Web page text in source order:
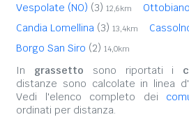
Vespolate (NO) (3) 12,6km Ottobiano
Candia Lomellina (3) 13,4km
Borgo San Siro (2) 14,0km
In grassetto sono riportati i
distanze sono calcolate in linea
Vedi l'elenco completo dei
ordinati per distanza.